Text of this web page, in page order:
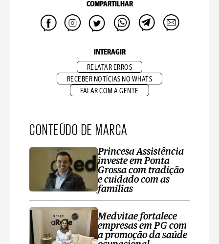
COMPARTILHAR
INTERAGIR
RELATAR ERROS
RECEBER NOTÍCIAS NO WHATS
FALAR COM A GENTE
CONTEÚDO DE MARCA
Princesa Assistência
investe em Ponta
Grossa com tradição
e cuidado com as
famílias
Medvitae fortalece
empresas em PG com
a promoção da saúde